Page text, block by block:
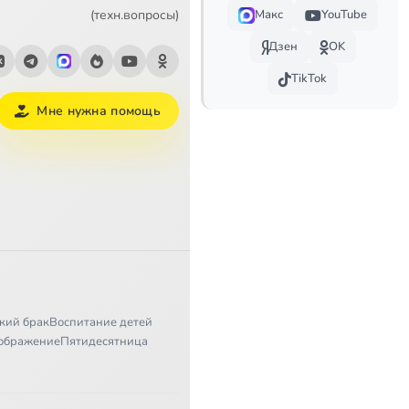
1:32
1:09
1:56
1:13
(техн.вопросы)
Мне нужна помощь
бракВоспитание детей
Пятидесятница
Макс
YouTube
Дзен
OK
TikTok